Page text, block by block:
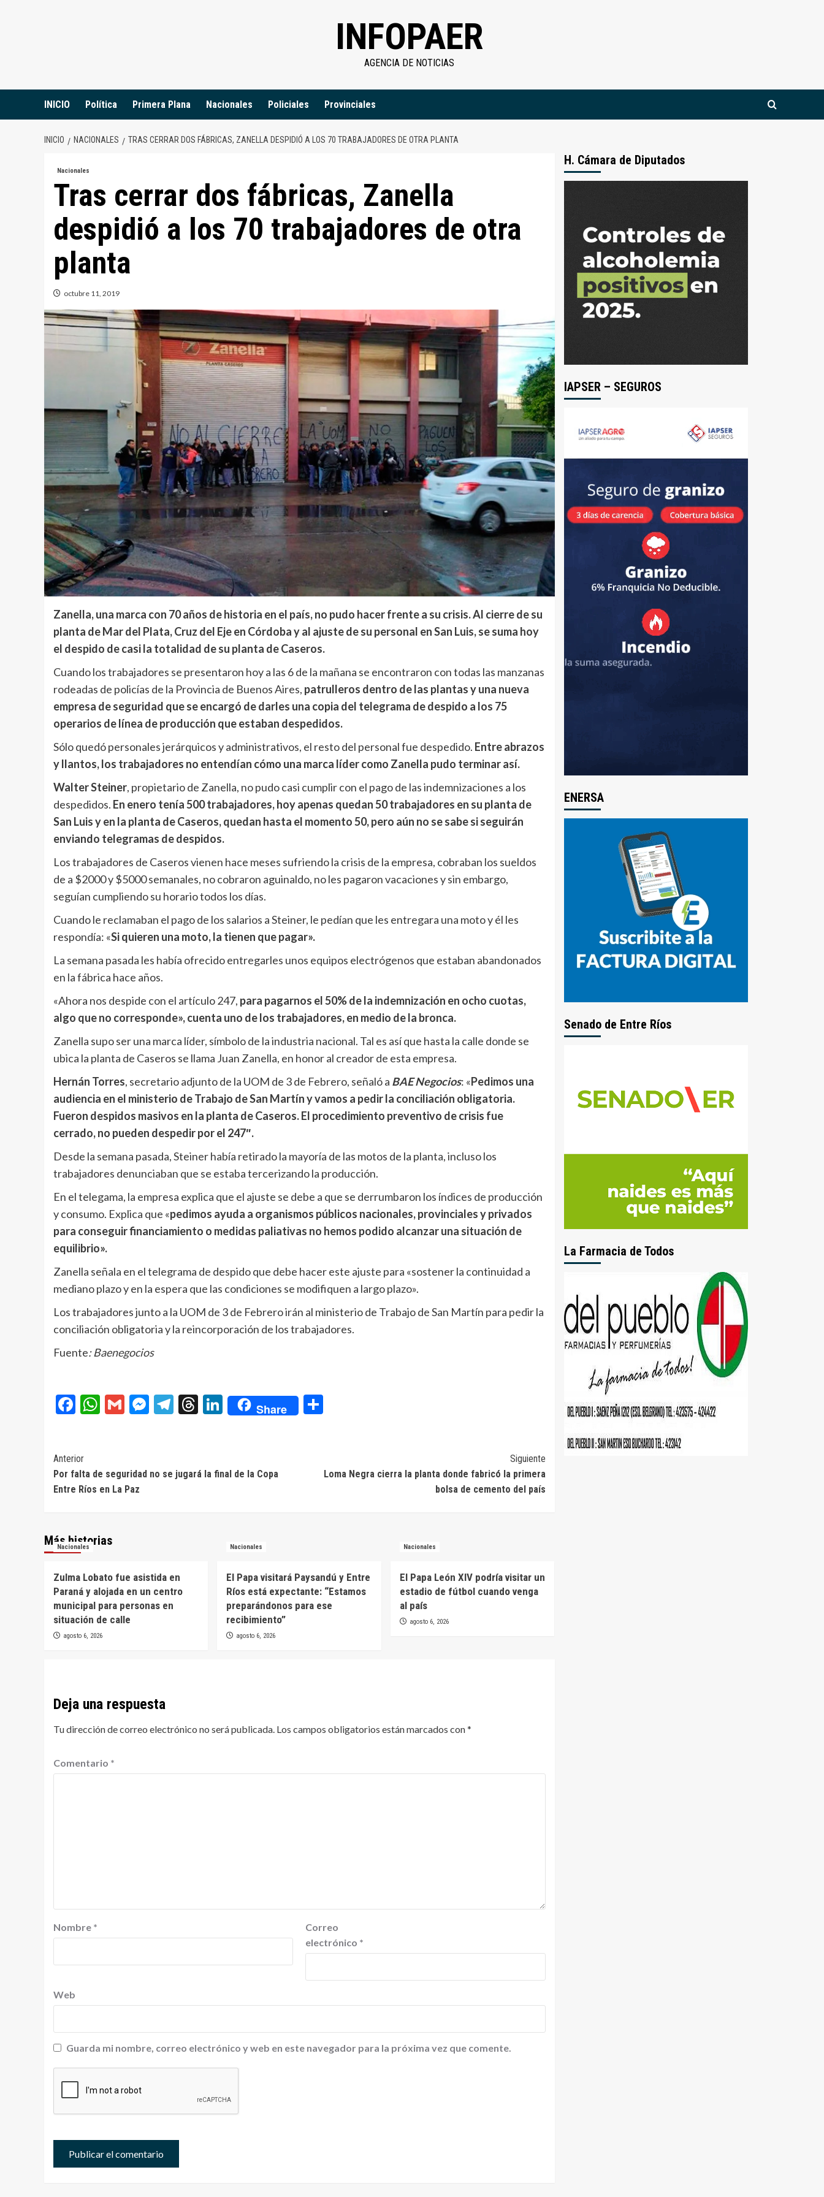
INFOPAER
AGENCIA DE NOTICIAS
INICIO Política Primera Plana Nacionales Policiales Provinciales
INICIO NACIONALES TRAS CERRAR DOS FÁBRICAS, ZANELLA DESPIDIÓ A LOS 70 TRABAJADORES DE OTRA PLANTA
Nacionales
Tras cerrar dos fábricas, Zanella
despidió a los 70 trabajadores de otra
planta
octubre 11, 2019
Zanella, una marca con 70 años de historia en el país, no pudo hacer frente a su crisis. Al cierre de su
planta de Mar del Plata, Cruz del Eje en Córdoba y al ajuste de su personal en San Luis, se suma hoy
el despido de casi la totalidad de su planta de Caseros.
Cuando los trabajadores se presentaron hoy a las 6 de la mañana se encontraron con todas las manzanas
rodeadas de policías de la Provincia de Buenos Aires, patrulleros dentro de las plantas y una nueva
empresa de seguridad que se encargó de darles una copia del telegrama de despido a los 75
operarios de línea de producción que estaban despedidos.
Sólo quedó personales jerárquicos y administrativos, el resto del personal fue despedido. Entre abrazos
y llantos, los trabajadores no entendían cómo una marca líder como Zanella pudo terminar así.
Walter Steiner, propietario de Zanella, no pudo casi cumplir con el pago de las indemnizaciones a los
despedidos. En enero tenía 500 trabajadores, hoy apenas quedan 50 trabajadores en su planta de
San Luis y en la planta de Caseros, quedan hasta el momento 50, pero aún no se sabe si seguirán
enviando telegramas de despidos.
Los trabajadores de Caseros vienen hace meses sufriendo la crisis de la empresa, cobraban los sueldos
de a $2000 y $5000 semanales, no cobraron aguinaldo, no les pagaron vacaciones y sin embargo,
seguían cumpliendo su horario todos los días.
Cuando le reclamaban el pago de los salarios a Steiner, le pedían que les entregara una moto y él les
respondía: «Si quieren una moto, la tienen que pagar».
La semana pasada les había ofrecido entregarles unos equipos electrógenos que estaban abandonados
en la fábrica hace años.
«Ahora nos despide con el artículo 247, para pagarnos el 50% de la indemnización en ocho cuotas,
algo que no corresponde», cuenta uno de los trabajadores, en medio de la bronca.
Zanella supo ser una marca líder, símbolo de la industria nacional. Tal es así que hasta la calle donde se
ubica la planta de Caseros se llama Juan Zanella, en honor al creador de esta empresa.
Hernán Torres, secretario adjunto de la UOM de 3 de Febrero, señaló a BAE Negocios: «Pedimos una
audiencia en el ministerio de Trabajo de San Martín y vamos a pedir la conciliación obligatoria.
Fueron despidos masivos en la planta de Caseros. El procedimiento preventivo de crisis fue
cerrado, no pueden despedir por el 247″.
Desde la semana pasada, Steiner había retirado la mayoría de las motos de la planta, incluso los
trabajadores denunciaban que se estaba tercerizando la producción.
En el telegama, la empresa explica que el ajuste se debe a que se derrumbaron los índices de producción
y consumo. Explica que «pedimos ayuda a organismos públicos nacionales, provinciales y privados
para conseguir financiamiento o medidas paliativas no hemos podido alcanzar una situación de
equilibrio».
Zanella señala en el telegrama de despido que debe hacer este ajuste para «sostener la continuidad a
mediano plazo y en la espera que las condiciones se modifiquen a largo plazo».
Los trabajadores junto a la UOM de 3 de Febrero irán al ministerio de Trabajo de San Martín para pedir la
conciliación obligatoria y la reincorporación de los trabajadores.
Fuente: Baenegocios
Facebook
WhatsApp
GmailMessenger
Telegram
Threads
LinkedIn
Share
Navegación
de
Anterior
Por falta de seguridad no se jugará la final de la Copa
Entre Ríos en La Paz
Siguiente
Loma Negra cierra la planta donde fabricó la primera
bolsa de cemento del país
Más historias
Nacionales
Zulma Lobato fue asistida en
Paraná y alojada en un centro
municipal para personas en
situación de calle
agosto 6, 2026
Nacionales
El Papa visitará Paysandú y Entre
Ríos está expectante: “Estamos
preparándonos para ese
recibimiento”
agosto 6, 2026
Nacionales
El Papa León XIV podría visitar un
estadio de fútbol cuando venga
al país
agosto 6, 2026
Deja una respuesta
Tu dirección de correo electrónico no será publicada. Los campos obligatorios están marcados con*
Comentario *
Nombre *
Correo
electrónico *
Web
Guarda mi nombre, correo electrónico y web en este navegador para la próxima vez que comente.
H. Cámara de Diputados
IAPSER – SEGUROS
ENERSA
Senado de Entre Ríos
La Farmacia de Todos